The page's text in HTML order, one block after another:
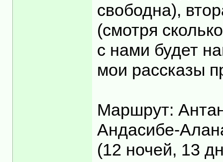
свободна),
(смотря
с нами будет
мои рассказы
Маршрут:
Андасибе-
(12 ночей, 13